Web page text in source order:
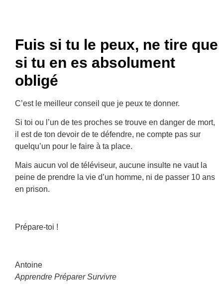
Fuis si tu le peux, ne tire que
si tu en es absolument
obligé
C’est le meilleur conseil que je peux te donner.
Si toi ou l’un de tes proches se trouve en danger de mort,
il est de ton devoir de te défendre, ne compte pas sur
quelqu’un pour le faire à ta place.
Mais aucun vol de téléviseur, aucune insulte ne vaut la
peine de prendre la vie d’un homme, ni de passer 10 ans
en prison.
Prépare-toi !
Antoine
Apprendre Préparer Survivre